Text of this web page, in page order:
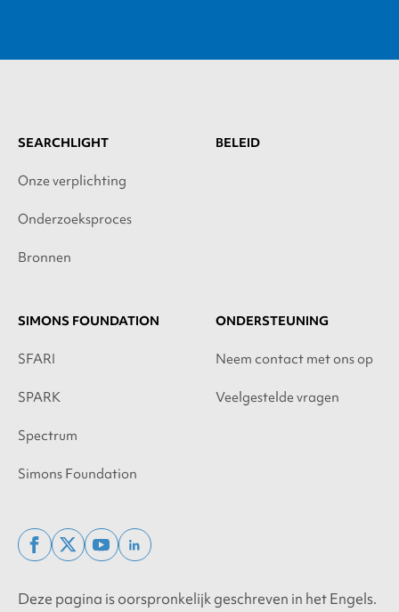
SEARCHLIGHT
Onze verplichting
Onderzoeksproces
Bronnen
BELEID
SIMONS FOUNDATION
SFARI
SPARK
Spectrum
Simons Foundation
ONDERSTEUNING
Neem contact met ons op
Veelgestelde vragen
facebook
x
youtubelinkedin
Deze pagina is oorspronkelijk geschreven in het Engels.